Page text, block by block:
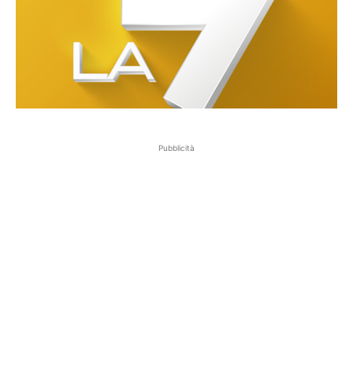
Pubblicità